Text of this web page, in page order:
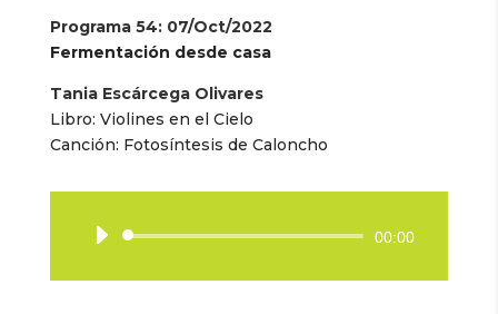
Programa 54: 07/Oct/2022
Fermentación desde casa
Tania Escárcega Olivares
Libro: Violines en el Cielo
Canción: Fotosíntesis de Caloncho
Reproductor
audio
00:00